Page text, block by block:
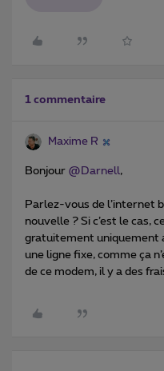
1 commentaire
Maxime R
Bonjour @Darnell,
Parlez-vous de l’internet
nouvelle ? Si c’est le cas,
gratuitement uniquement
une ligne fixe, comme ça
de ce modem, il y a des